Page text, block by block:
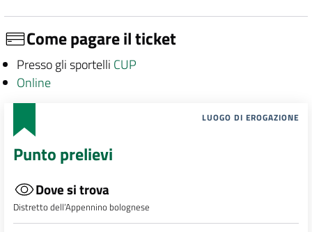
Come pagare il ticket
Presso gli sportelli CUP
Online
LUOGO DI EROGAZIONE
Punto prelievi
Dove si trova
Distretto dell’Appennino bolognese